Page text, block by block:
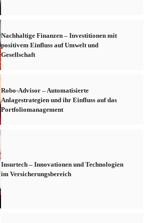
Robo-Advisor – Automatisierte
Anlagestrategien und ihr Einfluss auf das
Portfoliomanagement
Insurtech – Innovationen und Technologien
im Versicherungsbereich
Crowdfunding für Unternehmen –
KMUs